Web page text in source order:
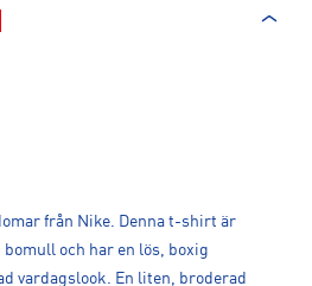
från Nike. Denna t-shirt är
och har en lös, boxig
vardagslook. En liten, broderad